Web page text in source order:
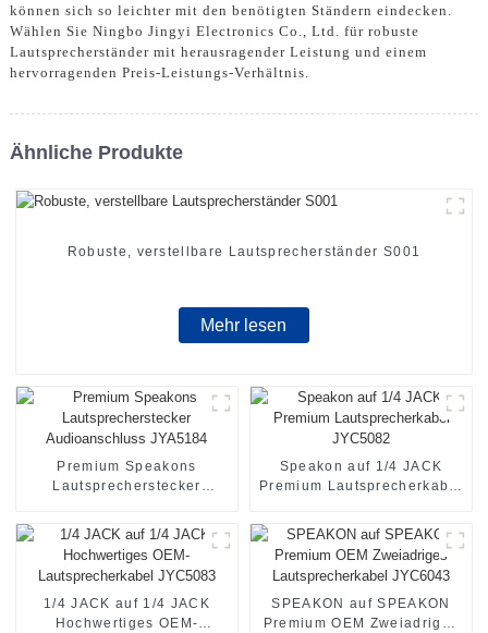
können sich so leichter mit den benötigten Ständern eindecken.
Wählen Sie Ningbo Jingyi Electronics Co., Ltd. für robuste
Lautsprecherständer mit herausragender Leistung und einem
hervorragenden Preis-Leistungs-Verhältnis.
Ähnliche Produkte
Robuste, verstellbare Lautsprecherständer S001
Mehr lesen
Premium Speakons
Lautsprecherstecker
Speakon auf 1/4 JACK
Premium Lautsprecherkabel
1/4 JACK auf 1/4 JACK
Hochwertiges OEM-
SPEAKON auf SPEAKON
Premium OEM Zweiadriges